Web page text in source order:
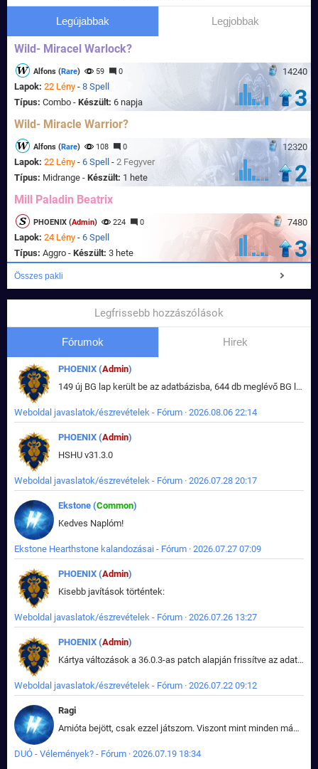
Legújabbak Legjobbak
Wild- Miracel Warlock?
14240
Alfons (Rare) 59 0
Lapok: 22 Lény - 8 Spell
Típus: Combo - Készült: 6 napja 3
Wild- Miracle Warrior?
12320
Alfons (Rare) 108 0
Lapok: 22 Lény - 6 Spell - 2 Fegyver
Típus: Midrange - Készült: 1 hete 2
Mill Paladin Beatrix
7480
PHOENIX (Admin) 224 0
Lapok: 24 Lény - 6 Spell
Típus: Aggro - Készült: 3 hete 3
Összes pakli
Legfrissebb hozzászólások
Fórumok Hirek
PHOENIX (Admin)
149 új BG lap került be az adatbázisba, 644 db meglévő BG lap módosult, bekerültek az új képek a megváltozott lapokhoz is.
Weboldal javaslatok/észrevételek - Fórum · 2026.08.06 22:14
PHOENIX (Admin)
HSHU v31.3.0
Weboldal javaslatok/észrevételek - Fórum · 2026.07.28 20:17
Ekstone (Common)
Kedves Naplóm!
Ekstone Hearthstone kalandozásai - Fórum · 2026.07.27 07:09
PHOENIX (Admin)
Kisebb javítások történtek:
Weboldal javaslatok/észrevételek - Fórum · 2026.07.26 13:27
PHOENIX (Admin)
Kártya változások a 36.0.3-as patch alapján frissítve az adatbázisban (képek is cserélve).
Weboldal javaslatok/észrevételek - Fórum · 2026.07.22 09:12
Ragi
Amióta bejött, csak ezzel játszom. Viszont mint minden más - akár az alapjáték is, ez is baromira összetett lett. Néha már pár kör után is esélytelen az egész. Vagy irreállisan túltápol valaki, vagy lelép a partner, vagy csak hülye mint a segg. És amikor eljönne az én időm, na akkor jön el mindenki másé is. Engem jobban érdekelne, hogy ki milyen ratingen szokott játszani. Na ez lenne egy érdekes adat.
DUÓ - Vélemények? - Fórum · 2026.07.19 18:34